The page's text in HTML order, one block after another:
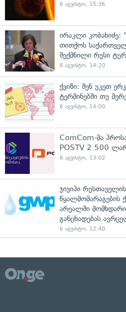
6 აგვისტო, 15:36
ირაკლი კობახიძე:
თითქოს
შექმნილი რუსი
6 აგვისტო, 14:20
ქვიზი: შენ უკეთ
ტერმინებში თუ
6 აგვისტო, 14:00
ComCom-მა
POSTV 2 500
6 აგვისტო, 13:02
ჯივიპი
წყალმომარაგების
არეალში მომხდარი
განცხადებას
6 აგვისტო, 12:40